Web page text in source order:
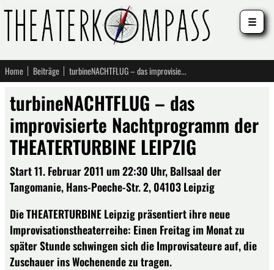
Home Beiträge turbineNACHTFLUG – das improvisierte Nachtprogramm der THEATERTURBINE LEIPZIG
turbineNACHTFLUG – das
improvisierte Nachtprogramm der
THEATERTURBINE LEIPZIG
Start 11. Februar 2011 um 22:30 Uhr, Ballsaal der
Tangomanie, Hans-Poeche-Str. 2, 04103 Leipzig
Die THEATERTURBINE Leipzig präsentiert ihre neue
Improvisationstheaterreihe: Einen Freitag im Monat zu
später Stunde schwingen sich die Improvisateure auf, die
Zuschauer ins Wochenende zu tragen.
☰